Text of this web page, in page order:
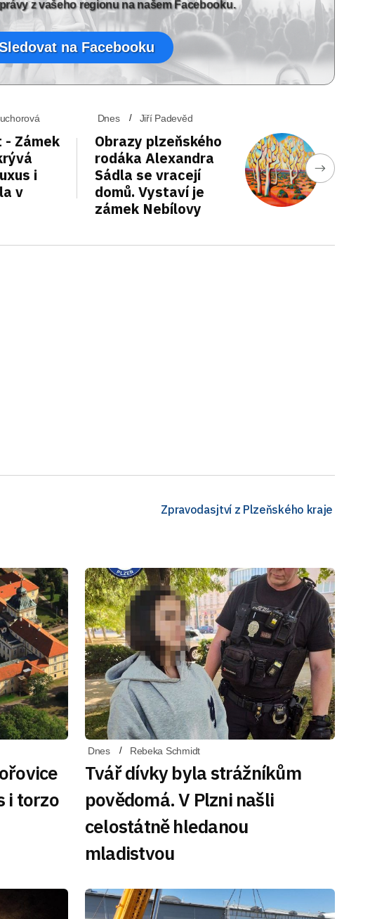
z vašeho regionu na našem Facebooku.
na Facebooku
- Zámek
i
v
Dnes Jiří Padevěd
Obrazy plzeňského
rodáka Alexandra
Sádla se vracejí
domů. Vystaví je
zámek Nebílovy
Zpravodasjtví z Plzeňského kraje
i torzo
Dnes Rebeka Schmidt
Tvář dívky byla strážníkům
povědomá. V Plzni našli
celostátně hledanou
mladistvou